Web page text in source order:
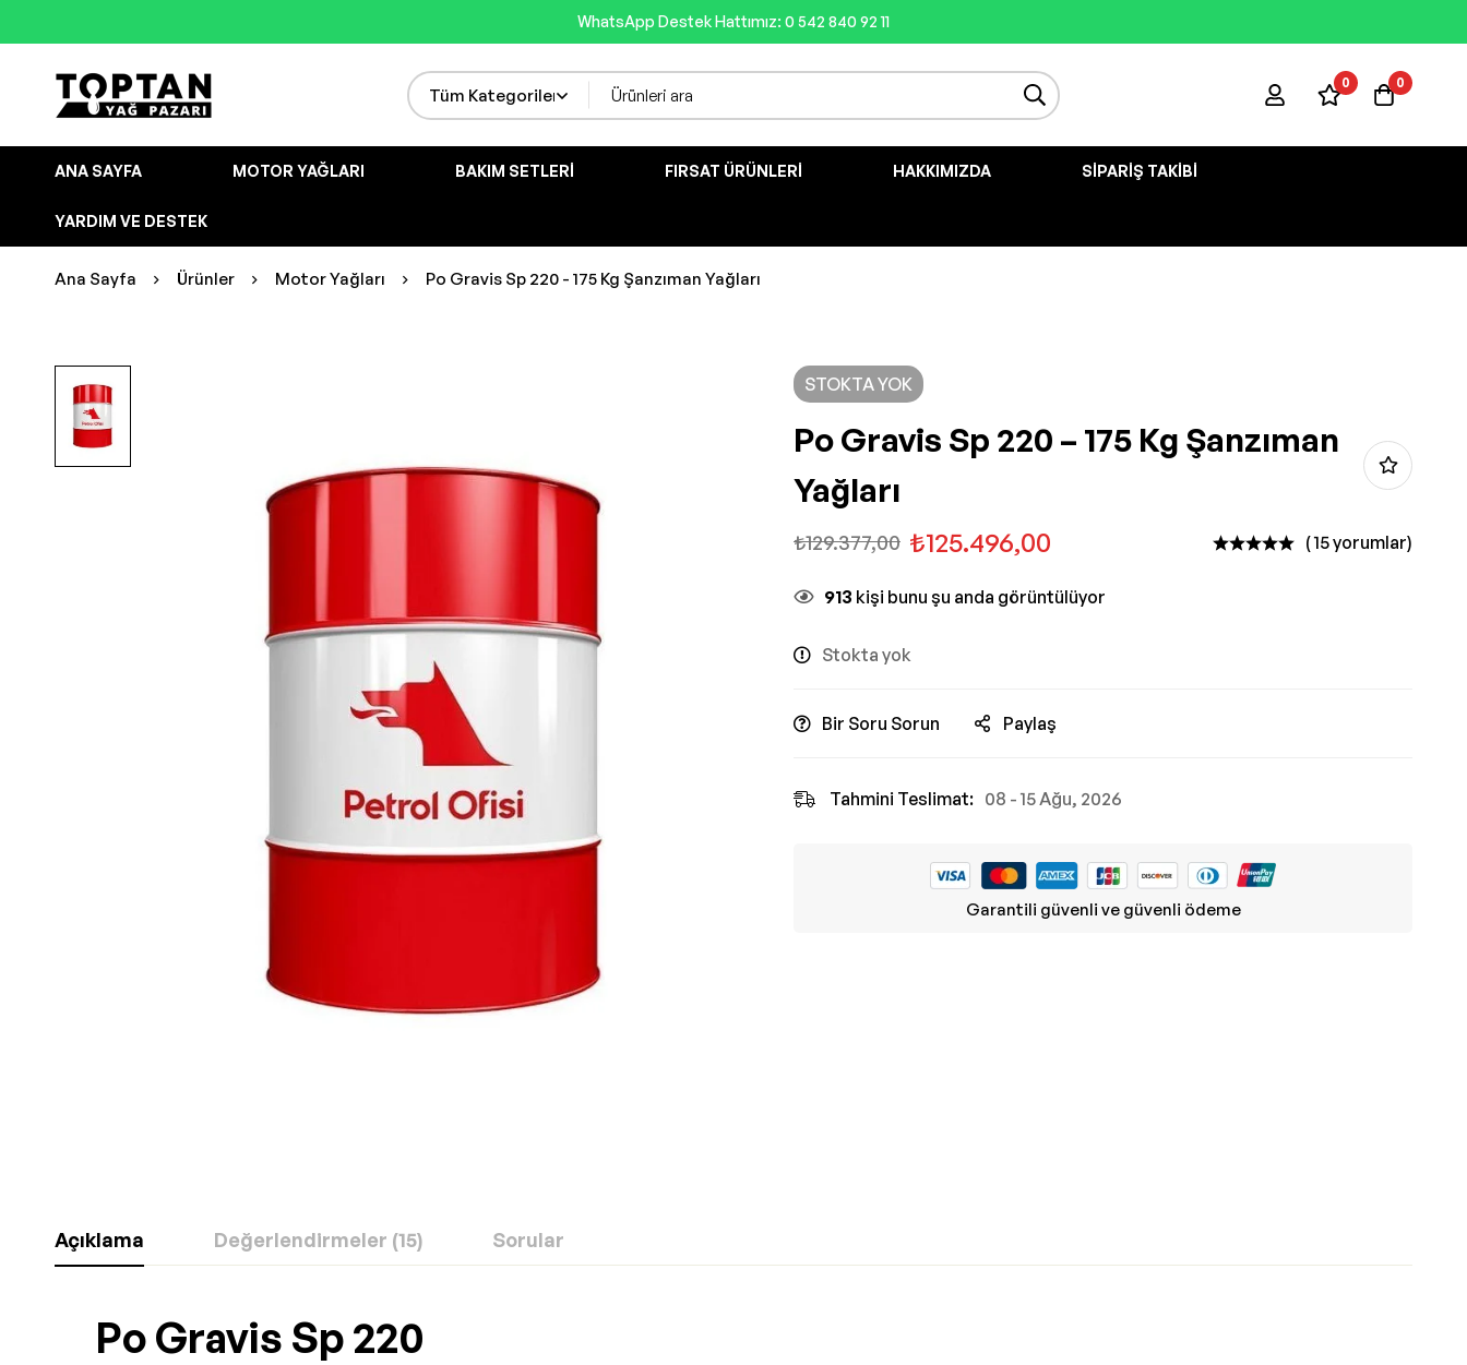
WhatsApp Destek Hattımız: 0 542 840 92 11
0 0
ANA SAYFA MOTOR YAĞLARI BAKIM SETLERI FIRSAT ÜRÜNLERI HAKKIMIZDA SIPARIŞ TAKIBI
YARDIM VE DESTEK
Ana Sayfa Ürünler Motor Yağları Po Gravis Sp 220 - 175 Kg Şanzıman Yağları
STOKTA YOK
Po Gravis Sp 220 – 175 Kg Şanzıman
Yağları
₺129.377,00 ₺125.496,00 ( 15 yorumlar)
913 kişi bunu şu anda görüntülüyor
Stokta yok
Bir Soru Sorun Paylaş
Tahmini Teslimat: 08 - 15 Ağu, 2026
Garantili güvenli ve güvenli ödeme
Açıklama Değerlendirmeler (15) Sorular
Po Gravis Sp 220